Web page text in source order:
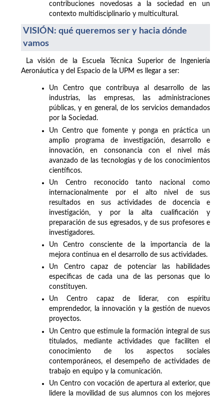
contribuciones novedosas a la sociedad en un
contexto multidisciplinario y multicultural.
VISIÓN: qué queremos ser y hacia dónde
vamos
La visión de la Escuela Técnica Superior de Ingeniería
Aeronáutica y del Espacio de la UPM es llegar a ser:
Un Centro que contribuya al desarrollo de las
industrias, las empresas, las administraciones
públicas, y en general, de los servicios demandados
por la Sociedad.
Un Centro que fomente y ponga en práctica un
amplio programa de investigación, desarrollo e
innovación, en consonancia con el nivel más
avanzado de las tecnologías y de los conocimientos
científicos.
Un Centro reconocido tanto nacional como
internacionalmente por el alto nivel de sus
resultados en sus actividades de docencia e
investigación, y por la alta cualificación y
preparación de sus egresados, y de sus profesores e
investigadores.
Un Centro consciente de la importancia de la
mejora continua en el desarrollo de sus actividades.
Un Centro capaz de potenciar las habilidades
específicas de cada una de las personas que lo
constituyen.
Un Centro capaz de liderar, con espíritu
emprendedor, la innovación y la gestión de nuevos
proyectos.
Un Centro que estimule la formación integral de sus
titulados, mediante actividades que faciliten el
conocimiento de los aspectos sociales
contemporáneos, el desempeño de actividades de
trabajo en equipo y la comunicación.
Un Centro con vocación de apertura al exterior, que
lidere la movilidad de sus alumnos con los mejores